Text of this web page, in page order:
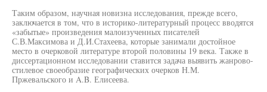
Таким образом, научная новизна исследования, прежде всего,
заключается в том, что в историко-литературный процесс вводятся
«забытые» произведения малоизученных писателей
С.В.Максимова и Д.И.Стахеева, которые занимали достойное
место в очерковой литературе второй половины 19 века. Также в
диссертационном исследовании ставится задача выявить жанрово-
стилевое своеобразие географических очерков Н.М.
Пржевальского и A.B. Елисеева.